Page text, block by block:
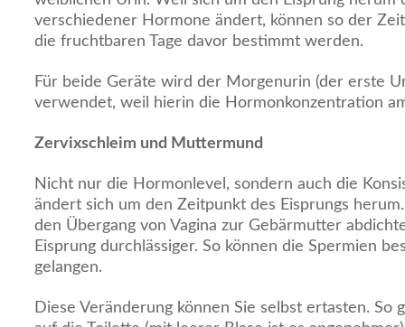
verschiedener Hormone ändert, können so der
die fruchtbaren Tage davor bestimmt werden.
Für beide Geräte wird der Morgenurin (der erste
verwendet, weil hierin die Hormonkonzentration
Zervixschleim und Muttermund
Nicht nur die Hormonlevel, sondern auch die
ändert sich um den Zeitpunkt des Eisprungs
den Übergang von Vagina zur Gebärmutter
Eisprung durchlässiger. So können die Spermien
gelangen.
Diese Veränderung können Sie selbst ertasten. So